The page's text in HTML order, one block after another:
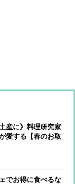
産に》料理研究家
愛する【春のお取
た目と色合いで心
でお得に食べるな